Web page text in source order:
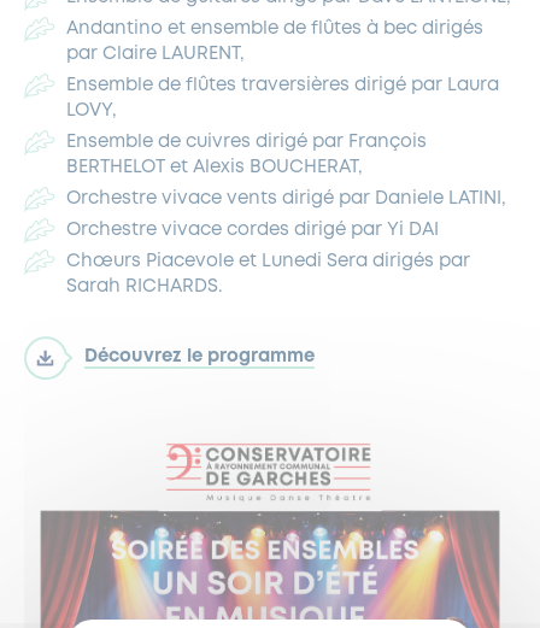
Andantino et ensemble de flûtes à bec dirigés
par Claire LAURENT,
Ensemble de flûtes traversières dirigé par Laura
LOVY,
Ensemble de cuivres dirigé par François
BERTHELOT et Alexis BOUCHERAT,
Orchestre vivace vents dirigé par Daniele LATINI,
Orchestre vivace cordes dirigé par Yi DAI
Chœurs Piacevole et Lunedi Sera dirigés par
Sarah RICHARDS.
Découvrez le programme